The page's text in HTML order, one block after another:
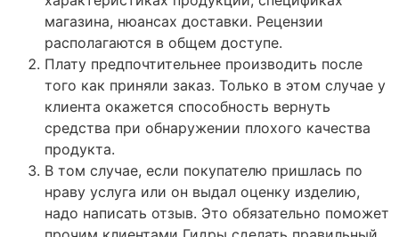
магазина, нюансах доставки. Рецензии
располагаются в общем доступе.
Плату предпочтительнее производить после
того как приняли заказ. Только в этом случае у
клиента окажется способность вернуть
средства при обнаружении плохого качества
продукта.
В том случае, если покупателю пришлась по
нраву услуга или он выдал оценку изделию,
надо написать отзыв. Это обязательно поможет